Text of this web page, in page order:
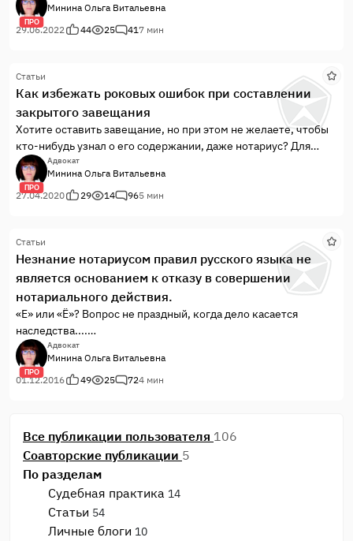
ПРО
Минина Ольга Витальевна
29.06.2022
44 25 417 мин
Статьи
Как избежать роковых ошибок при составлении
закрытого завещания
Хотите оставить завещание, но при этом не желаете, чтобы
кто-нибудь узнал о его содержании, даже нотариус? Для
этого существуют закрытые завещания. Как составить
закрытое завещание так, чтобы Ваша воля была исполнена -
читайте в моей статье.
ПРО
Адвокат
Минина Ольга Витальевна
27.04.2020
29 14 965 мин
Статьи
Незнание нотариусом правил русского языка не
является основанием к отказу в совершении
нотариального действия.
«Е» или «Ё»? Вопрос не праздный, когда дело касается
наследства....
Гражданин (предположим, что его фамилия по паспорту
Чернышёв), в установленный законом срок обратился к
нотариусу с заявлением о принятии наследства после
наследство по закону, направил гражданина в суд для
установления факта родственных отношений с
наследодателем, несмотря на то, что документ,
подтверждающий родство был представлен.
ПРО
Адвокат
Минина Ольга Витальевна
01.12.2016
49 25 724 мин
Все публикации пользователя 106
Соавторские публикации 5
По разделам
Судебная практика 14
Статьи 54
Личные блоги 10